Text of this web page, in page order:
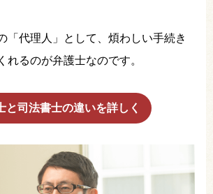
「代理人」として、煩わしい手続き
れるのが弁護士なのです。
と司法書士の違いを詳しく